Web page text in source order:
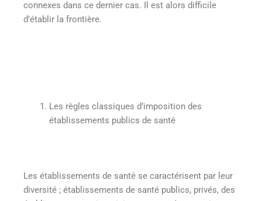
connexes dans ce dernier cas. Il est alors difficile
d’établir la frontière.
Les règles classiques d’imposition des
établissements publics de santé
Les établissements de santé se caractérisent par leur
diversité ; établissements de santé publics, privés, des